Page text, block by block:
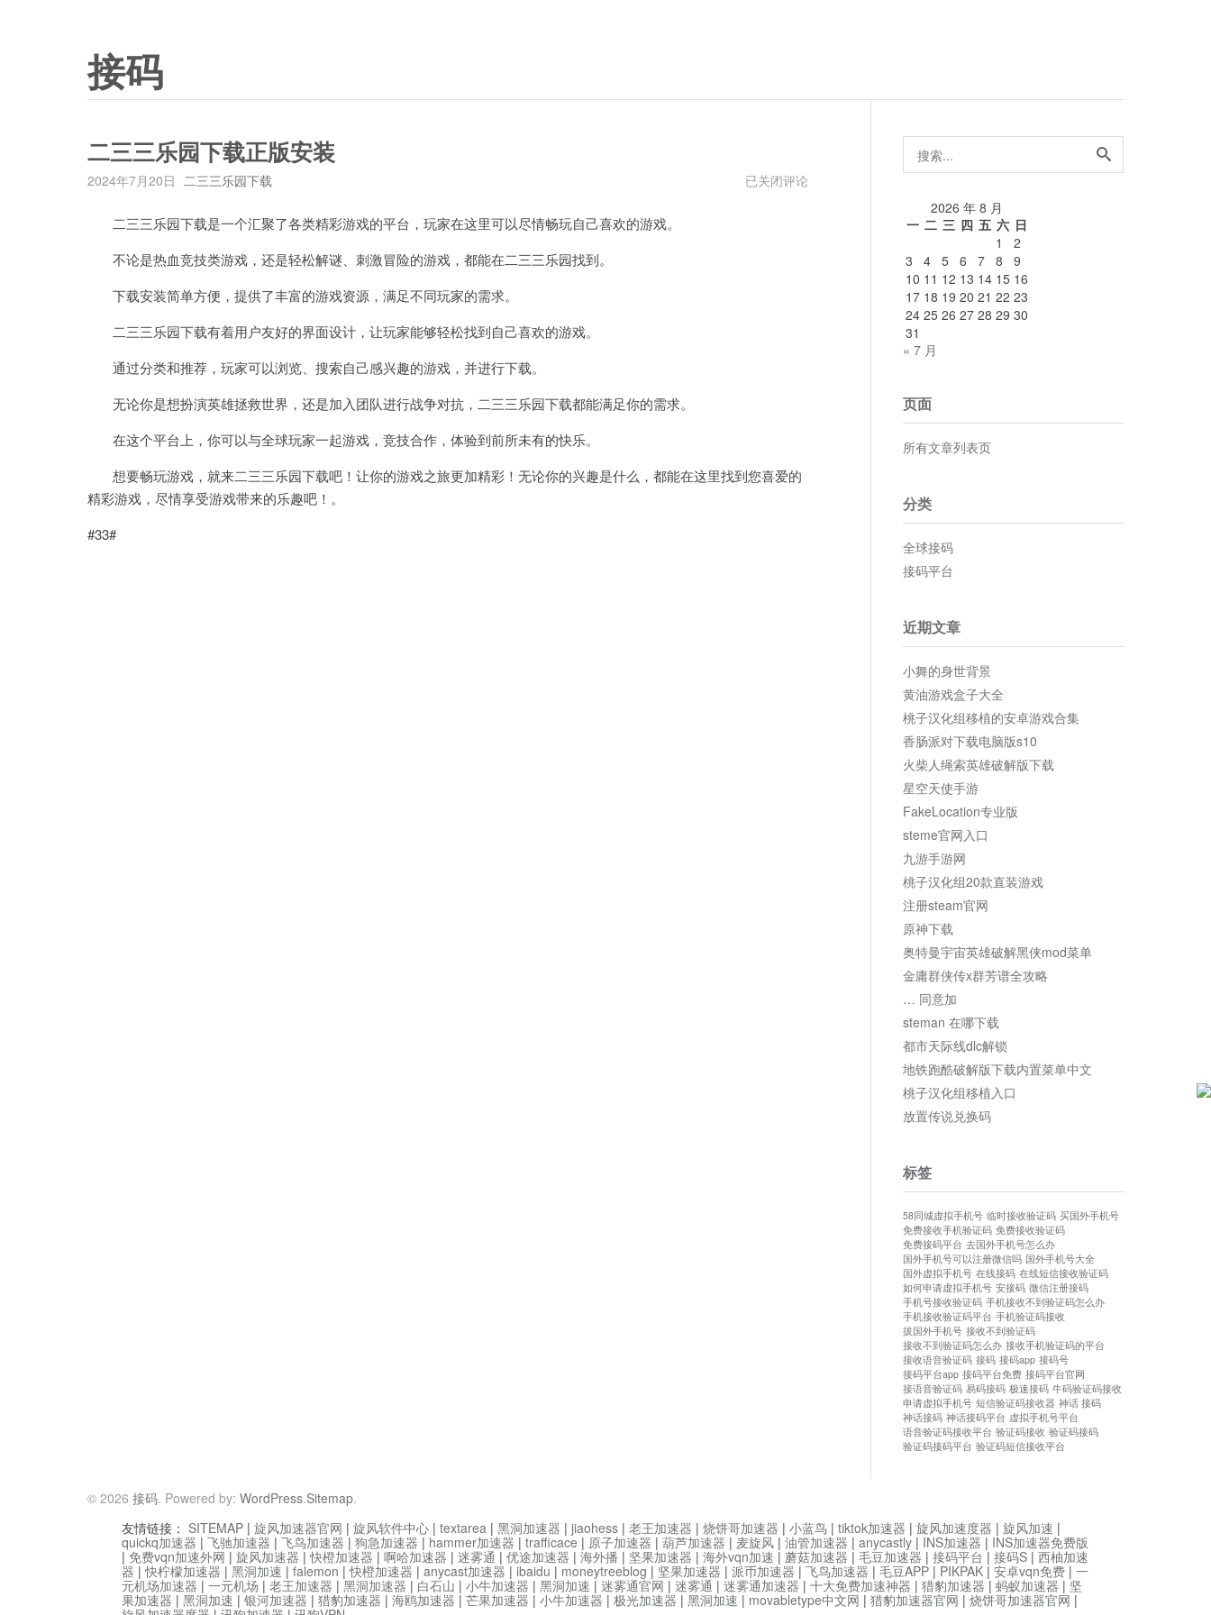
接码
二三三乐园下载正版安装
2024年7月20日 二三三乐园下载
二
已关闭评论
二三三乐园下载是一个汇聚了各类精彩游戏的平台，玩家在这里可以尽情畅玩自己喜欢的游戏。
不论是热血竞技类游戏，还是轻松解谜、刺激冒险的游戏，都能在二三三乐园找到。
下载安装简单方便，提供了丰富的游戏资源，满足不同玩家的需求。
二三三乐园下载有着用户友好的界面设计，让玩家能够轻松找到自己喜欢的游戏。
通过分类和推荐，玩家可以浏览、搜索自己感兴趣的游戏，并进行下载。
无论你是想扮演英雄拯救世界，还是加入团队进行战争对抗，二三三乐园下载都能满足你的需求。
在这个平台上，你可以与全球玩家一起游戏，竞技合作，体验到前所未有的快乐。
想要畅玩游戏，就来二三三乐园下载吧！让你的游戏之旅更加精彩！无论你的兴趣是什么，都能在这里找到您喜爱的
精彩游戏，尽情享受游戏带来的乐趣吧！。
#33#
搜
索...
2026 年 8 月
一 二 三 四 五 六 日
1
2
3
4 5 6 7 8
9
10 11 12 13 14 15 16
17 18 19 20 21 22 23
24 25 26 27 28 29 30
31
« 7 月
页面
所有文章列表页
分类
全球接码
接码平台
近期文章
小舞的身世背景
黄油游戏盒子大全
桃子汉化组移植的安卓游戏合集
香肠派对下载电脑版s10
火柴人绳索英雄破解版下载
星空天使手游
FakeLocation专业版
steme官网入口
九游手游网
桃子汉化组20款直装游戏
注册steam官网
原神下载
奥特曼宇宙英雄破解黑侠mod菜单
金庸群侠传x群芳谱全攻略
… 同意加
steman 在哪下载
都市天际线dlc解锁
地铁跑酷破解版下载内置菜单中文
桃子汉化组移植入口
放置传说兑换码
标签
58同城虚拟手机号 临时接收验证码 买国外手机号
免费接收手机验证码 免费接收验证码
免费接码平台 去国外手机号怎么办
国外手机号可以注册微信吗 国外手机号大全
国外虚拟手机号 在线接码 在线短信接收验证码
如何申请虚拟手机号 安接码 微信注册接码
手机号接收验证码 手机接收不到验证码怎么办
手机接收验证码平台 手机验证码接收
拔国外手机号 接收不到验证码
接收不到验证码怎么办 接收手机验证码的平台
接收语音验证码 接码 接码app 接码号
接码平台app 接码平台免费 接码平台官网
接语音验证码 易码接码 极速接码 牛码验证码接收
申请虚拟手机号 短信验证码接收器 神话 接码
神话接码 神话接码平台 虚拟手机号平台
语音验证码接收平台 验证码接收 验证码接码
验证码接码平台 验证码短信接收平台
© 2026 接码. Powered by: WordPress.Sitemap.
友情链接： SITEMAP | 旋风加速器官网 | 旋风软件中心 | textarea | 黑洞加速器 | jiaohess | 老王加速器 | 烧饼哥加速器 | 小蓝鸟 | tiktok加速器 | 旋风加速度器 | 旋风加速 |
quickq加速器 | 飞驰加速器 | 飞鸟加速器 | 狗急加速器 | hammer加速器 | trafficace | 原子加速器 | 葫芦加速器 | 麦旋风 | 油管加速器 | anycastly | INS加速器 | INS加速器免费版
| 免费vqn加速外网 | 旋风加速器 |快橙加速器 | 啊哈加速器 | 迷雾通 | 优途加速器 | 海外播 | 坚果加速器 | 海外vqn加速 | 蘑菇加速器 | 毛豆加速器 | 接码平台 | 接码S | 西柚加速
器 |快柠檬加速器 | 黑洞加速 | falemon |快橙加速器 | anycast加速器 | ibaidu | moneytreeblog | 坚果加速器 | 派币加速器 | 飞鸟加速器 | 毛豆APP | PIKPAK | 安卓vqn免费 | 一
元机场加速器 | 一元机场 | 老王加速器 | 黑洞加速器 | 白石山 | 小牛加速器 | 黑洞加速 | 迷雾通官网 | 迷雾通 | 迷雾通加速器 | 十大免费加速神器 | 猎豹加速器 | 蚂蚁加速器 | 坚
果加速器 | 黑洞加速 | 银河加速器 | 猎豹加速器 | 海鸥加速器 | 芒果加速器 | 小牛加速器 | 极光加速器 | 黑洞加速 | movabletype中文网 | 猎豹加速器官网 | 烧饼哥加速器官网 |